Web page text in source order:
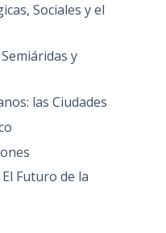
Sociales y el
y
las Ciudades
Futuro de la